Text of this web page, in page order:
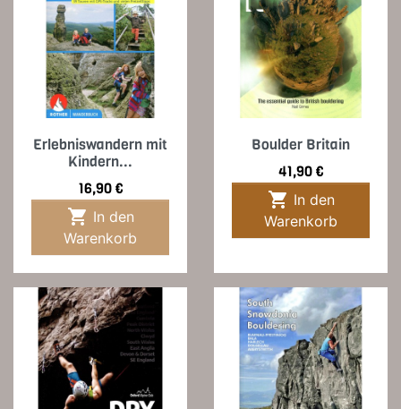
Erlebniswandern mit
Kindern...
Preis
16,90 €

Warenkorb
Boulder Britain
Preis
41,90 €

Warenkorb